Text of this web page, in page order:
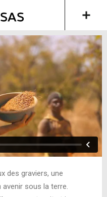
des graviers, une
sous la terre.